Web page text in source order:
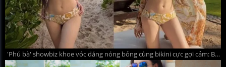
'Phú bà' showbiz khoe vóc dáng nóng bỏng cùng bikini cực gợi cảm: Bí quyết giữ dáng khiến dân tình tò mò